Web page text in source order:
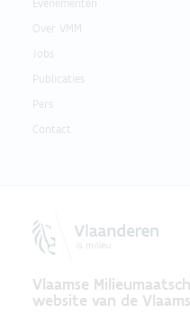
Evenementen
Over VMM
Jobs
Publicaties
Pers
Contact
Vlaamse
website van de